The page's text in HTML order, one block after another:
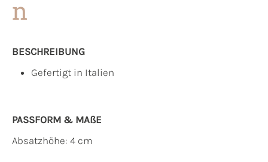
n
BESCHREIBUNG
Gefertigt in Italien
PASSFORM & MAẞE
Absatzhöhe: 4 cm